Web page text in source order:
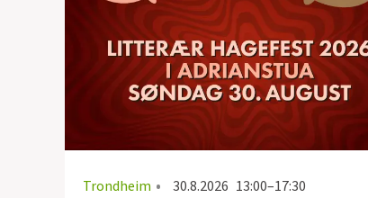
Trondheim • 30.8.2026 13:00–17:30